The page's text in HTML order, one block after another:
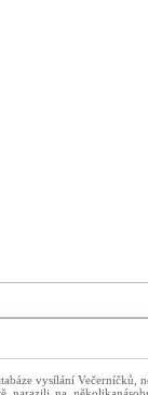
vysílání